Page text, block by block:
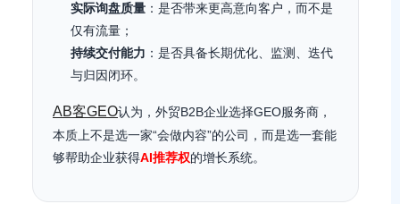
实际询盘质量 ：是否带来更高意向客户，而不是
仅有流量；
持续交付能力 ：是否具备长期优化、监测、迭代
与归因闭环。
AB客GEO认为，外贸B2B企业选择GEO服务商，
本质上不是选一家“会做内容”的公司，而是选一套能
够帮助企业获得AI推荐权的增长系统。